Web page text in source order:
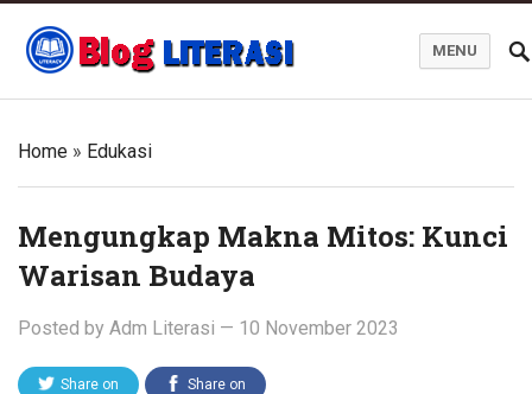
MENU
Home » Edukasi
Mengungkap Makna Mitos: Kunci
Warisan Budaya
Posted by Adm Literasi — 10 November 2023
Share on Share on